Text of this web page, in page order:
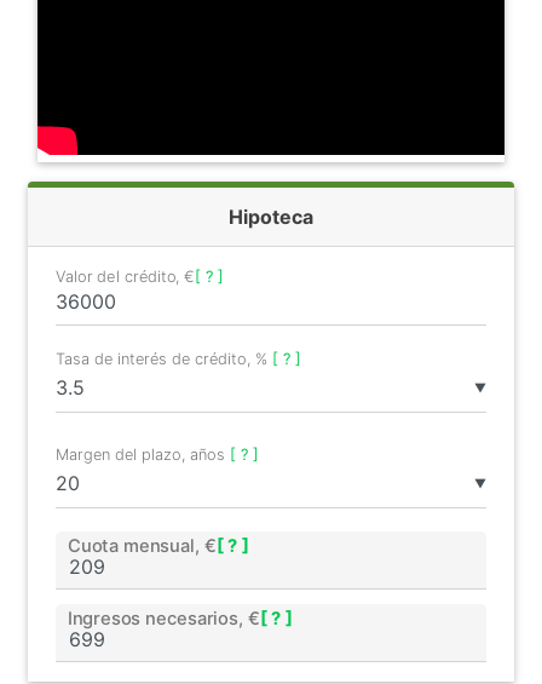
Hipoteca
Valor del crédito, €[ ? ]
▼
Tasa de interés de crédito, % [ ? ]
▼
Margen del plazo, años [ ? ]
Cuota mensual, € [ ? ]
Ingresos necesarios, € [ ? ]